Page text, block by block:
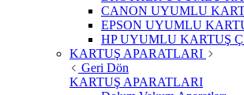
CANON UYUMLU
EPSON UYUMLU
HP UYUMLU KARTUŞ
KARTUŞ APARATLARI
Geri Dön
KARTUŞ APARATLARI